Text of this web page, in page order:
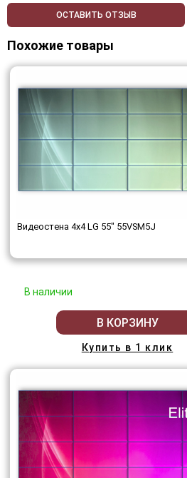
ОСТАВИТЬ ОТЗЫВ
Похожие товары
Видеостена 4x4 LG 55" 55VSM5J
В наличии
В КОРЗИНУ
Купить в 1 клик